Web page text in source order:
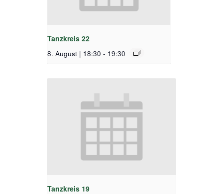
Tanzkreis 22
8. August | 18:30 - 19:30
Tanzkreis 19